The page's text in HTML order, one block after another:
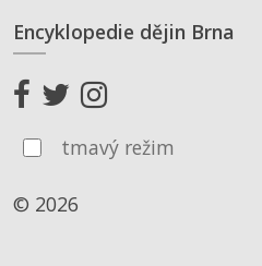
Encyklopedie dějin Brna
tmavý režim
© 2026